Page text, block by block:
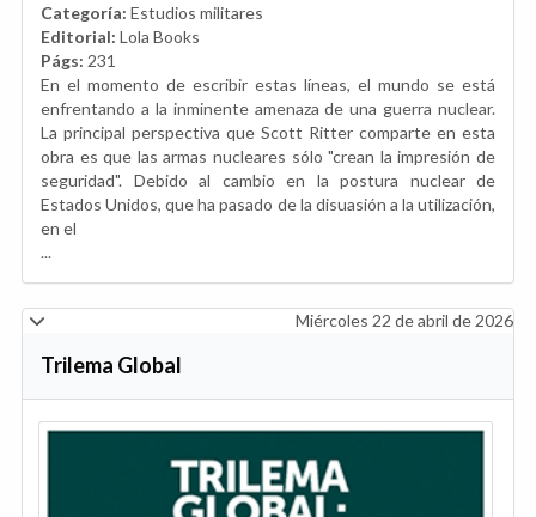
Categoría: Estudios militares
Editorial: Lola Books
Págs: 231
En el momento de escribir estas líneas, el mundo se está
enfrentando a la inminente amenaza de una guerra nuclear.
La principal perspectiva que Scott Ritter comparte en esta
obra es que las armas nucleares sólo "crean la impresión de
seguridad". Debido al cambio en la postura nuclear de
Estados Unidos, que ha pasado de la disuasión a la utilización,
en el
...
Miércoles 22 de abril de 2026
Trilema Global